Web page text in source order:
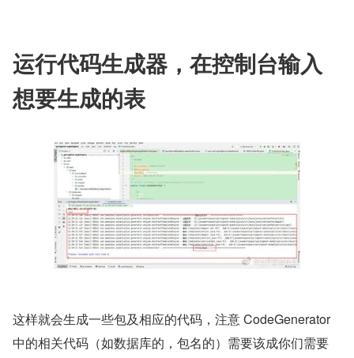
运行代码生成器，在控制台输入
想要生成的表
这样就会生成一些包及相应的代码，注意 CodeGenerator
中的相关代码（如数据库的，包名的）需要该成你们需要